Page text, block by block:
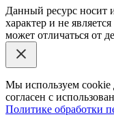
Данный ресурс носит
характер и не
может отличаться от
Мы используем cookie
согласен с
Политике обработки